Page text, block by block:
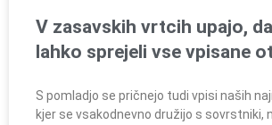
V zasavskih vrtcih upajo,
lahko sprejeli vse vpisane
S pomladjo se pričnejo tudi vpisi naših
kjer se vsakodnevno družijo s sovrstniki,